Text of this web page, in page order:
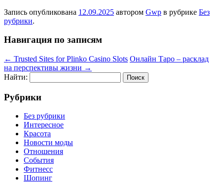
Запись опубликована 12.09.2025 автором Gwp в рубрике Без
рубрики.
Навигация по записям
← Trusted Sites for Plinko Casino Slots Онлайн Таро – расклад
на перспективы жизни →
Найти:
Рубрики
Без рубрики
Интересное
Красота
Новости моды
Отношения
События
Фитнесс
Шопинг